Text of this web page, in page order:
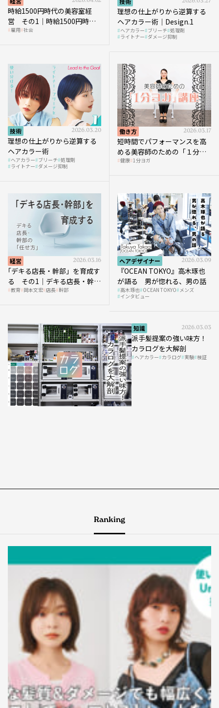
時給1500円時代の美容室経
営 その1｜時給1500円時代
へ向かう社会的背景
雇用 社会
理想の仕上がりから逆算する
ヘアカラー術｜Design.1
ヘアカラー ブリーチ 処理剤
ライトナー ダメージ抑制
技術 2026.03.20
理想の仕上がりから逆算する
ヘアカラー術
ヘアカラー ブリーチ 処理剤
ライトナー ダメージ抑制
働き方 2026.03.17
短時間でパフォーマンスを高
める美容師のための「１分ヨ
ガ」講座｜実践編
健康 1分ヨガ
経営 2026.03.16
｢デキる店長・幹部」を育成す
る その1｜デキる店長・幹部
の「任せ方」
教育 岡本文宏 店長 幹部
ヘアデザイナー 2026.03.09
『OCEAN TOKYO』高木琢也
が語る 男が惚れる、男の話
高木琢也 OCEAN TOKYO メンズ
インタビュー
知識 2026.03.03
派手髪提案の強い味方！
カラログを大解剖
ヘアカラー カラログ 実験 検証
Ranking